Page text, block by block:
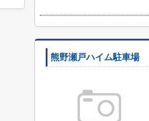
熊野瀬戸ハイム駐車場